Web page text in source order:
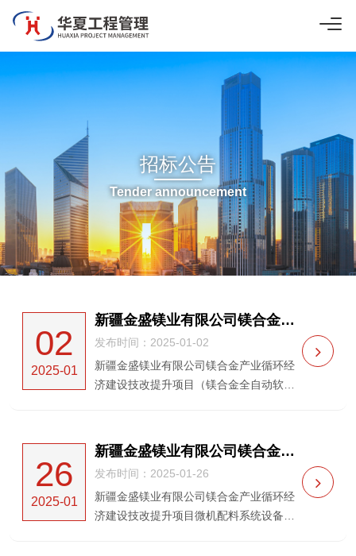
招标公告
Tender announcement
02
2025-01
新疆金盛镁业有限公司镁合金产业循环经济建设技改提升项目（镁合金全自动软水供货） 中标候选人公示
发布时间：2025-01-02
新疆金盛镁业有限公司镁合金产业循环经
济建设技改提升项目（镁合金全自动软水
建设技改提升项目（镁合金全自动软水供
货）二、项目编号：H...
26
2025-01
新疆金盛镁业有限公司镁合金产业循环经济建设技改提升项目微机配料系统设备采购及指导安装项目（重新招标） 中标候选人公示
发布时间：2025-01-26
新疆金盛镁业有限公司镁合金产业循环经
济建设技改提升项目微机配料系统设备采